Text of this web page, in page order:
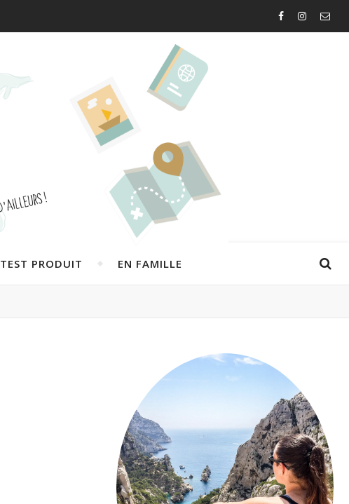
TEST PRODUIT EN FAMILLE